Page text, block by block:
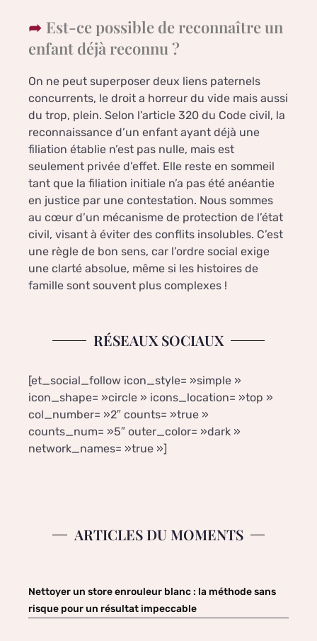
Est-ce possible de reconnaître un
enfant déjà reconnu ?
On ne peut superposer deux liens paternels
concurrents, le droit a horreur du vide mais aussi
du trop, plein. Selon l’article 320 du Code civil, la
reconnaissance d’un enfant ayant déjà une
filiation établie n’est pas nulle, mais est
seulement privée d’effet. Elle reste en sommeil
tant que la filiation initiale n’a pas été anéantie
en justice par une contestation. Nous sommes
au cœur d’un mécanisme de protection de l’état
civil, visant à éviter des conflits insolubles. C’est
une règle de bon sens, car l’ordre social exige
une clarté absolue, même si les histoires de
famille sont souvent plus complexes !
RÉSEAUX SOCIAUX
[et_social_follow icon_style= »simple »
icon_shape= »circle » icons_location= »top »
col_number= »2″ counts= »true »
counts_num= »5″ outer_color= »dark »
network_names= »true »]
ARTICLES DU MOMENTS
Nettoyer un store enrouleur blanc : la méthode sans
risque pour un résultat impeccable